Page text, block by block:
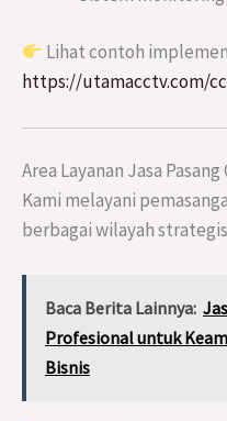
Lihat contoh
https://utamacctv.com/
Area Layanan Jasa
Kami melayani
berbagai wilayah
Baca Berita Lainnya:
Profesional untuk
Bisnis